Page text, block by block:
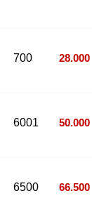
700 28.000
6001 50.000
6500 66.500